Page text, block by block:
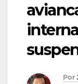
Por